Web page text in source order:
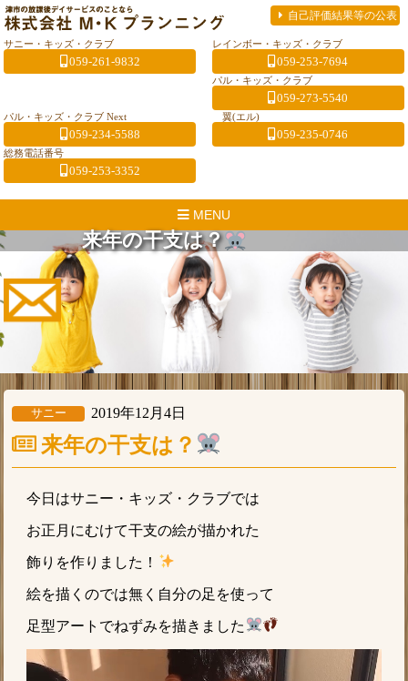
自己評価結果等の公表
サニー・キッズ・クラブ
059-261-9832
レインボー・キッズ・クラブ
059-253-7694
パル・キッズ・クラブ
059-273-5540
パル・キッズ・クラブ Next
059-234-5588
翼(エル)
059-235-0746
総務電話番号
059-253-3352
MENU
来年の干支は？
サニー 2019年12月4日
来年の干支は？
今日はサニー・キッズ・クラブでは
お正月にむけて干支の絵が描かれた
飾りを作りました！
絵を描くのでは無く自分の足を使って
足型アートでねずみを描きました